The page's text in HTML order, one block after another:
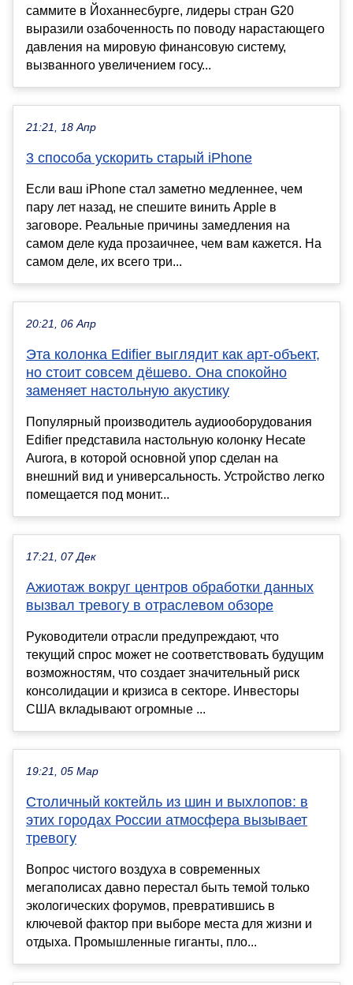
саммите в Йоханнесбурге, лидеры стран G20
выразили озабоченность по поводу нарастающего
давления на мировую финансовую систему,
вызванного увеличением госу...
21:21, 18 Апр
3 способа ускорить старый iPhone
Если ваш iPhone стал заметно медленнее, чем
пару лет назад, не спешите винить Apple в
заговоре. Реальные причины замедления на
самом деле куда прозаичнее, чем вам кажется. На
самом деле, их всего три...
20:21, 06 Апр
Эта колонка Edifier выглядит как арт-объект,
но стоит совсем дёшево. Она спокойно
заменяет настольную акустику
Популярный производитель аудиооборудования
Edifier представила настольную колонку Hecate
Aurora, в которой основной упор сделан на
внешний вид и универсальность. Устройство легко
помещается под монит...
17:21, 07 Дек
Ажиотаж вокруг центров обработки данных
вызвал тревогу в отраслевом обзоре
Руководители отрасли предупреждают, что
текущий спрос может не соответствовать будущим
возможностям, что создает значительный риск
консолидации и кризиса в секторе. Инвесторы
США вкладывают огромные ...
19:21, 05 Мар
Столичный коктейль из шин и выхлопов: в
этих городах России атмосфера вызывает
тревогу
Вопрос чистого воздуха в современных
мегаполисах давно перестал быть темой только
экологических форумов, превратившись в
ключевой фактор при выборе места для жизни и
отдыха. Промышленные гиганты, пло...